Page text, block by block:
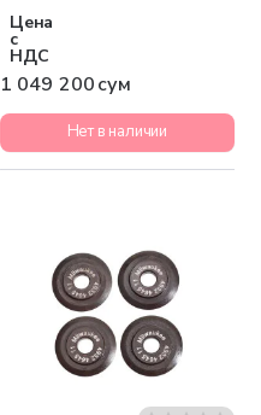
Цена
с
НДС
1 049 200 сум
Нет в наличии